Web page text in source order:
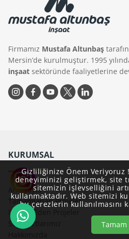
Firmamız Mustafa Altunbaş
Mersin’de kurulmuştur. 1995
inşaat sektöründe faaliyetlerine
KURUMSAL
Ana Sayfa
Tamamlanan Projeler
Devam Eden Projeler
Standartlarımız
Gizliliğinize Önem Veriyoruz
deneyiminizi geliştirmek, site
sitemizin işlevselliğini
kullanmaktadır. Web sitemizi
bu çerezlerin kullanılmasını
Tamam